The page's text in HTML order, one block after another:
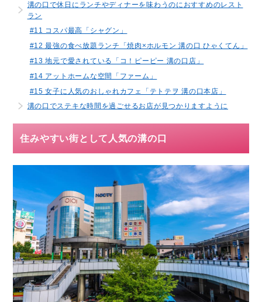
溝の口で休日にランチやディナーを味わうのにおすすめのレスト
ラン
#11 コスパ最高「シャグン」
#12 最強の食べ放題ランチ「焼肉×ホルモン 溝の口 ひゃくてん」
#13 地元で愛されている「コ！ピーピー 溝の口店」
#14 アットホームな空間「ファーム」
#15 女子に人気のおしゃれカフェ「テトテヲ 溝の口本店」
溝の口でステキな時間を過ごせるお店が見つかりますように
住みやすい街として人気の溝の口